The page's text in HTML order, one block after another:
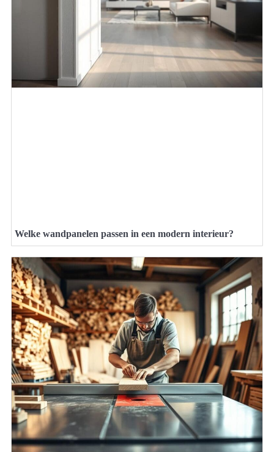
Welke wandpanelen passen in een modern interieur?